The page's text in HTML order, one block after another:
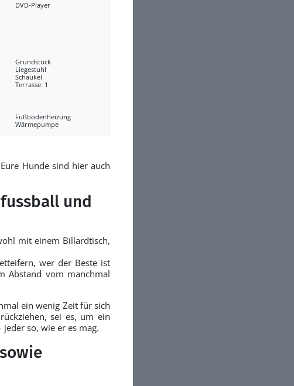
DVD-Player
Grundstück
Liegestuhl
Schaukel
Terrasse: 1
Fußbodenheizung
Wärmepumpe
Hunde sind hier auch
und
mit einem Billardtisch,
wer der Beste ist
Abstand vom manchmal
ein wenig Zeit für sich
sei es, um ein
so, wie er es mag.